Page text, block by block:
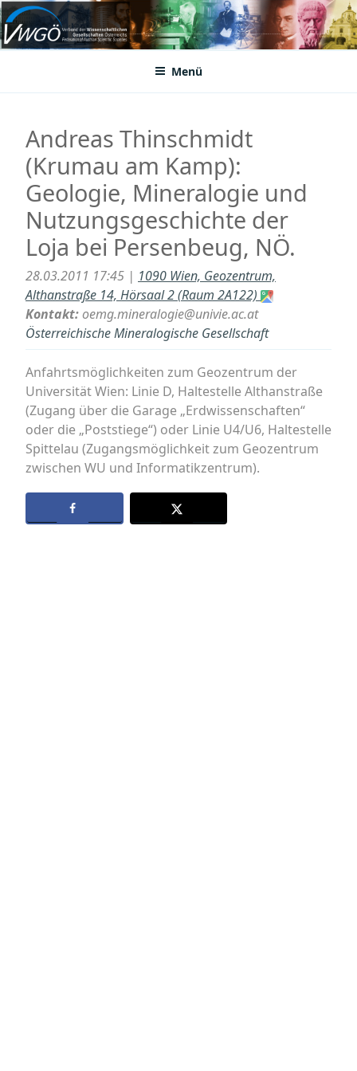
Zum
Inhalt
springenVWGÖ
Federation of Austrian Scientific Societies
Menü
Andreas Thinschmidt
(Krumau am Kamp):
Geologie, Mineralogie und
Nutzungsgeschichte der
Loja bei Persenbeug, NÖ.
28.03.2011 17:45 | 1090 Wien, Geozentrum,
Althanstraße 14, Hörsaal 2 (Raum 2A122)
Kontakt:oemg.mineralogie@univie.ac.at
Österreichische Mineralogische Gesellschaft
Anfahrtsmöglichkeiten zum Geozentrum der
Universität Wien: Linie D, Haltestelle Althanstraße
(Zugang über die Garage „Erdwissenschaften“
oder die „Poststiege“) oder Linie U4/U6, Haltestelle
Spittelau (Zugangsmöglichkeit zum Geozentrum
zwischen WU und Informatikzentrum).